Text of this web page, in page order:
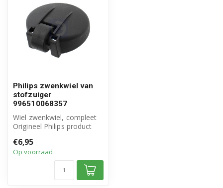
Philips zwenkwiel van
stofzuiger
996510068357
Wiel zwenkwiel, compleet
Origineel Philips product
996510068357
€6,95
Op voorraad